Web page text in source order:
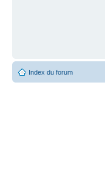
Index du forum